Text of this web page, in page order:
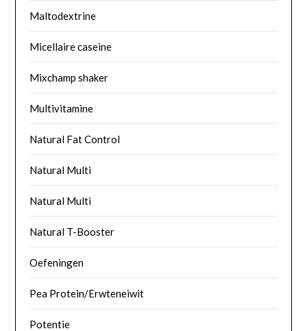
Maltodextrine
Micellaire caseine
Mixchamp shaker
Multivitamine
Natural Fat Control
Natural Multi
Natural Multi
Natural T-Booster
Oefeningen
Pea Protein/Erwteneiwit
Potentie